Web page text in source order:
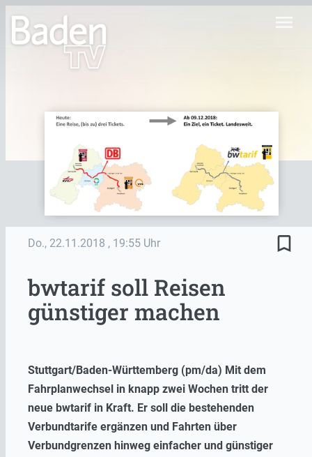
menu
Do., 22.11.2018 , 19:55 Uhr bookmark_border
bwtarif soll Reisen
günstiger machen
Stuttgart/Baden-Württemberg (pm/da) Mit dem
Fahrplanwechsel in knapp zwei Wochen tritt der
neue bwtarif in Kraft. Er soll die bestehenden
Verbundtarife ergänzen und Fahrten über
Verbundgrenzen hinweg einfacher und günstiger